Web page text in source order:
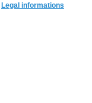
Legal informations